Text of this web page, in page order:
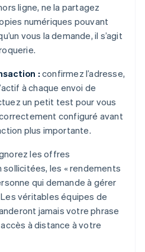
ligne, ne la partagez
numériques pouvant
vous la demande, il s’agit
: confirmez l’adresse,
à chaque envoi de
un petit test pour vous
configuré avant
plus importante.
les offres
sollicitées, les « rendements
qui demande à gérer
véritables équipes de
jamais votre phrase
à distance à votre